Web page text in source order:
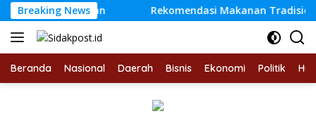
Langsung
ke
konten
Breaking News Rekomendasi Makanan Tradisional
Beranda Nasional Daerah Bisnis Ekonomi Politik